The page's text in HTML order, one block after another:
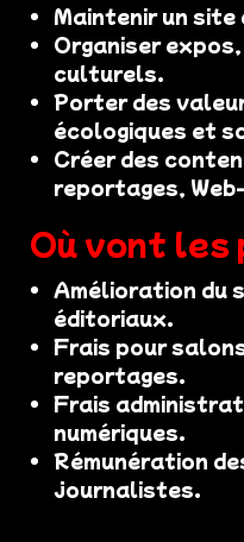
Maintenir un site
Organiser
culturels.
Porter des
écologiques et
Créer des
reportages,
Où vont
Amélioration du
éditoriaux.
Frais pour
reportages.
Frais
numériques.
Rémunération
journalistes.